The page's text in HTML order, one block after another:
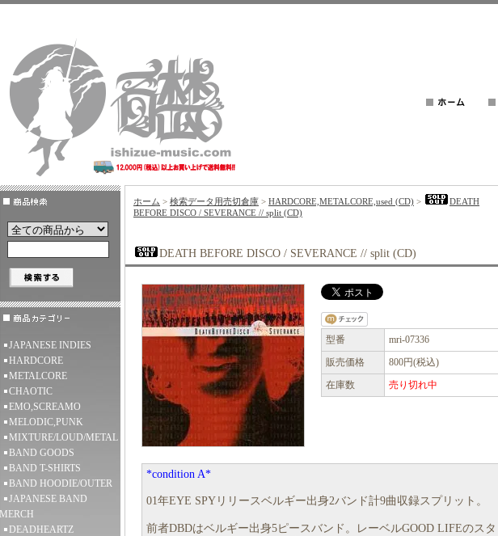
JAPANESE INDIES
HARDCORE
METALCORE
CHAOTIC
EMO,SCREAMO
MELODIC,PUNK
MIXTURE/LOUD/METAL
BAND GOODS
BAND T-SHIRTS
BAND HOODIE/OUTER
JAPANESE BAND
MERCH
DEADHEARTZ
ホーム > 検索データ用売切倉庫 > HARDCORE,METALCORE,used (CD) >
DEATH
BEFORE DISCO / SEVERANCE // split (CD)
DEATH BEFORE DISCO / SEVERANCE // split (CD)
型番
mri-07336
販売価格
800円(税込)
在庫数
売り切れ中
*condition A*
01年EYE SPYリリースベルギー出身2バンド計9曲収録スプリット。
前者DBDはベルギー出身5ピースバンド。レーベルGOOD LIFEのスタ